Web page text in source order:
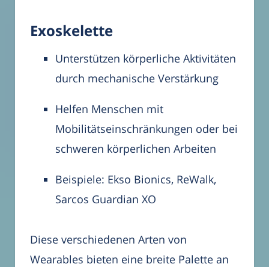
Exoskelette
Unterstützen körperliche Aktivitäten
durch mechanische Verstärkung
Helfen Menschen mit
Mobilitätseinschränkungen oder bei
schweren körperlichen Arbeiten
Beispiele: Ekso Bionics, ReWalk,
Sarcos Guardian XO
Diese verschiedenen Arten von
Wearables bieten eine breite Palette an